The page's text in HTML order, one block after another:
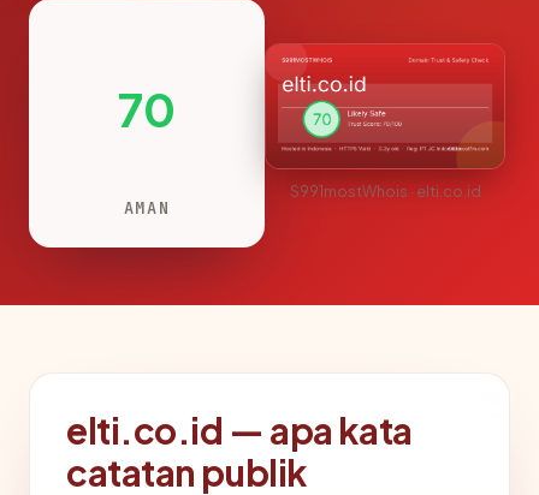
70
AMAN
S991mostWhois · elti.co.id
elti.co.id — apa kata
catatan publik